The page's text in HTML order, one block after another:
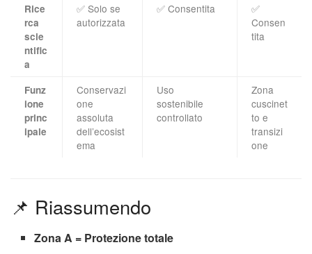
Rice
rca
scie
ntific
a
✅ Solo se
autorizzata
✅ Consentita
✅
Consen
tita
Funz
ione
princ
ipale
Conservazi
one
assoluta
dell’ecosist
ema
Uso
sostenibile
controllato
Zona
cuscinet
to e
transizi
one
📌 Riassumendo
Zona A = Protezione totale